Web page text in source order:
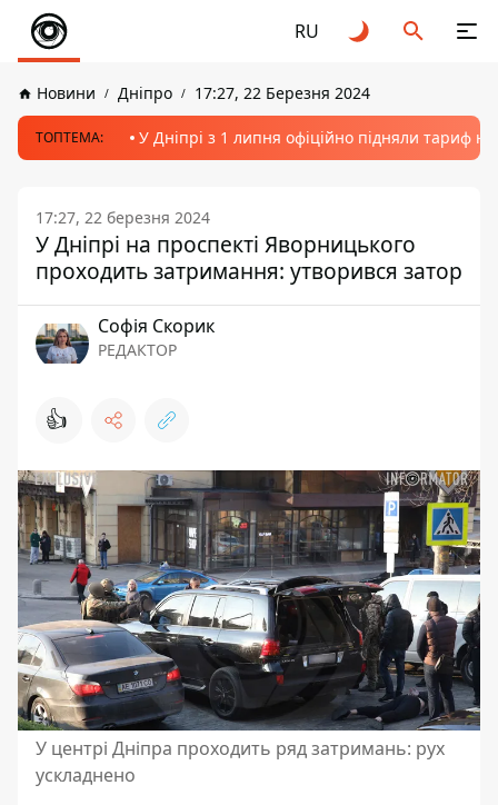
RU
Новини Дніпро 17:27, 22 Березня 2024
ТОПТЕМА: У Дніпрі з 1 липня офіційно підняли тариф
17:27, 22 березня 2024
У Дніпрі на проспекті Яворницького
проходить затримання: утворився затор
Софія Скорик
РЕДАКТОР
👍
У центрі Дніпра проходить ряд затримань: рух
ускладнено